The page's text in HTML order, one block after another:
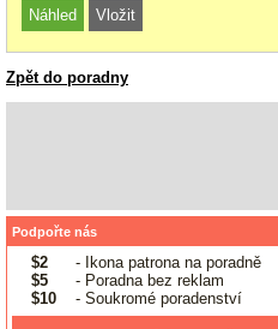
Zpět do poradny
Podpořte nás
$2
- Ikona patrona na poradně
$5
- Poradna bez reklam
$10
- Soukromé poradenství